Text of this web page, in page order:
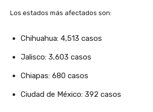
Los estados más afectados son:
Chihuahua: 4,513 casos
Jalisco: 3,603 casos
Chiapas: 680 casos
Ciudad de México: 392 casos